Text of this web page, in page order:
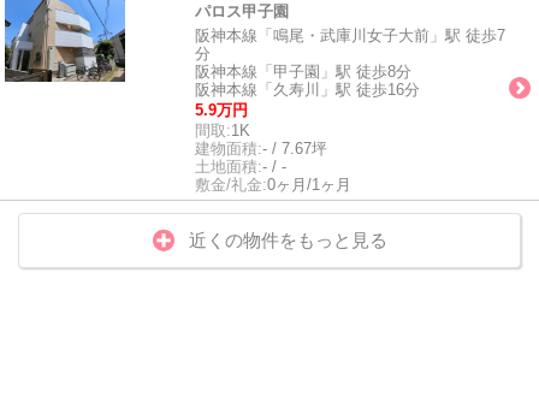
パロス甲子園
阪神本線「鳴尾・武庫川女子大前」駅 徒歩7
分
阪神本線「甲子園」駅 徒歩8分
阪神本線「久寿川」駅 徒歩16分
5.9万円
間取:1K
建物面積:- / 7.67坪
土地面積:- / -
敷金/礼金:0ヶ月/1ヶ月
近くの物件をもっと見る